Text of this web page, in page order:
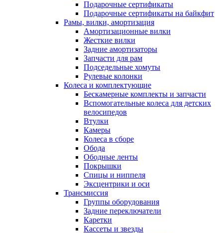
Подарочные сертификаты
Подарочные сертификаты на байкфит
Рамы, вилки, амортизация
Амортизационные вилки
Жесткие вилки
Задние амортизаторы
Запчасти для рам
Подседельные хомуты
Рулевые колонки
Колеса и комплектующие
Бескамерные комплекты и запчасти
Вспомогательные колеса для детских
велосипедов
Втулки
Камеры
Колеса в сборе
Обода
Ободные ленты
Покрышки
Спицы и ниппеля
Эксцентрики и оси
Трансмиссия
Группы оборудования
Задние переключатели
Каретки
Кассеты и звезды